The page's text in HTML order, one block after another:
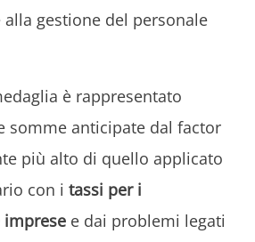
alla gestione del personale
è rappresentato
somme anticipate dal factor
più alto di quello applicato
con i tassi per i
e dai problemi legati